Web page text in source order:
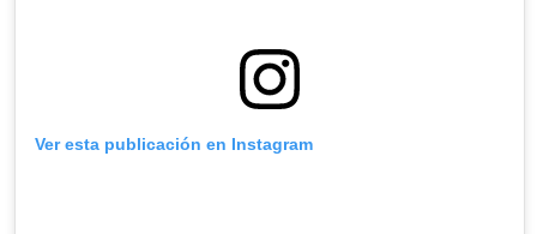
Ver esta publicación en Instagram